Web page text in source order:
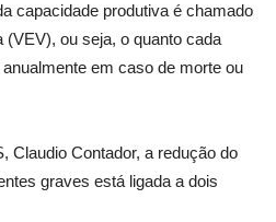
capacidade produtiva é chamado
ou seja, o quanto cada
em caso de morte ou
Claudio Contador, a redução do
graves está ligada a dois